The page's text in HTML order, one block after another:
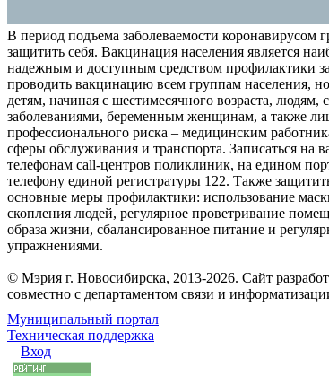
В период подъема заболеваемости коронавирусом
защитить себя. Вакцинация населения является
надежным и доступным средством профилактики
проводить вакцинацию всем группам населения,
детям, начиная с шестимесячного возраста,
заболеваниями, беременным женщинам, а также
профессионального риска – медицинским
сферы обслуживания и транспорта. Записаться
телефонам call-центров поликлиник, на едином
телефону единой регистратуры 122. Также
основные меры профилактики: использование
скопления людей, регулярное проветривание
образа жизни, сбалансированное питание и
упражнениями.
© Мэрия г. Новосибирска, 2013-2026. Сайт
совместно с департаментом связи и
Муниципальный портал
Техническая поддержка
Вход